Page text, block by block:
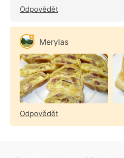
Odpovědět
Merylas
Odpovědět